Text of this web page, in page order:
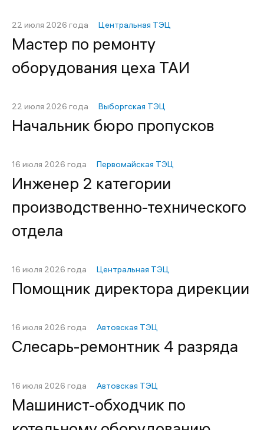
22 июля 2026 года Центральная ТЭЦ
Мастер по ремонту
оборудования цеха ТАИ
22 июля 2026 года Выборгская ТЭЦ
Начальник бюро пропусков
16 июля 2026 года Первомайская ТЭЦ
Инженер 2 категории
производственно-технического
отдела
16 июля 2026 года Центральная ТЭЦ
Помощник директора дирекции
16 июля 2026 года Автовская ТЭЦ
Слесарь-ремонтник 4 разряда
16 июля 2026 года Автовская ТЭЦ
Машинист-обходчик по